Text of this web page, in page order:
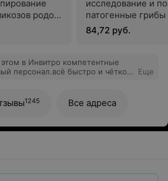
родов
исследование и
патогенные грибы
84,72 руб.
персонал.всё быстро и чётко,
Еще
1245 Все адреса